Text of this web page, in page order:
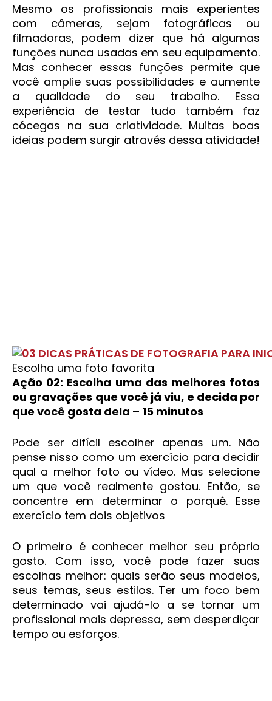
Mesmo os profissionais mais experientes
com câmeras, sejam fotográficas ou
filmadoras, podem dizer que há algumas
funções nunca usadas em seu equipamento.
Mas conhecer essas funções permite que
você amplie suas possibilidades e aumente
a qualidade do seu trabalho. Essa
experiência de testar tudo também faz
cócegas na sua criatividade. Muitas boas
ideias podem surgir através dessa atividade!
Escolha uma foto favorita
Ação 02: Escolha uma das melhores fotos
ou gravações que você já viu, e decida por
que você gosta dela – 15 minutos
Pode ser difícil escolher apenas um. Não
pense nisso como um exercício para decidir
qual a melhor foto ou vídeo. Mas selecione
um que você realmente gostou. Então, se
concentre em determinar o porquê. Esse
exercício tem dois objetivos
O primeiro é conhecer melhor seu próprio
gosto. Com isso, você pode fazer suas
escolhas melhor: quais serão seus modelos,
seus temas, seus estilos. Ter um foco bem
determinado vai ajudá-lo a se tornar um
profissional mais depressa, sem desperdiçar
tempo ou esforços.